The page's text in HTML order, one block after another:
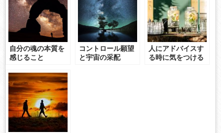
自分の魂の本質を
感じること
コントロール願望
と宇宙の采配
人にアドバイスす
る時に気をつける